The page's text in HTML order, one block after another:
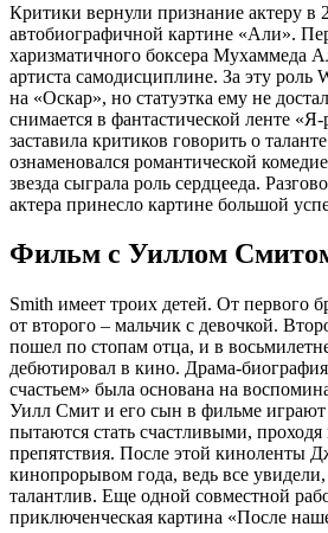
Критики вернули признание актеру в
автобиографичной картине «Али».
харизматичного боксера Мухаммеда
артиста самодисциплине. За эту
на «Оскар», но статуэтка ему не
снимается в фантастической ленте «Я-
заставила критиков говорить о
ознаменовался романтической
звезда сыграла роль сердцееда.
актера принесло картине большой
Фильм с Уиллом
Smith имеет троих детей. От первого
от второго – мальчик с девочкой.
пошел по стопам отца, и в
дебютировал в кино. Драма-
счастьем» была основана на
Уилл Смит и его сын в фильме
пытаются стать счастливыми,
препятствия. После этой киноленты
кинопрорывом года, ведь все
талантлив. Еще одной совместной
приключенческая картина «После